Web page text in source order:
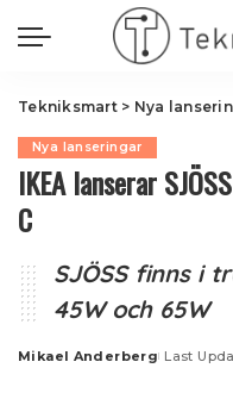
Tekniksmart> Nya
Nya lanseringar
IKEA lanserar
C
SJÖSS finns i
45W och 65W
Posted
Mikael Anderberg Last